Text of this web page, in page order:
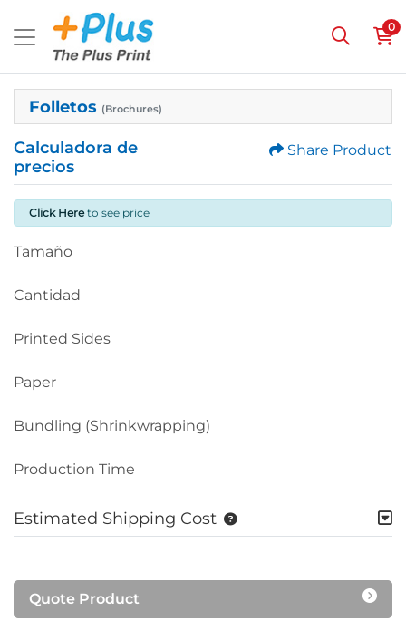
0
Folletos (Brochures)
Calculadora de
precios
Share Product
Click Hereto see price
Tamaño
Cantidad
Printed Sides
Paper
Bundling (Shrinkwrapping)
Production Time
Estimated Shipping Cost
Quote Product